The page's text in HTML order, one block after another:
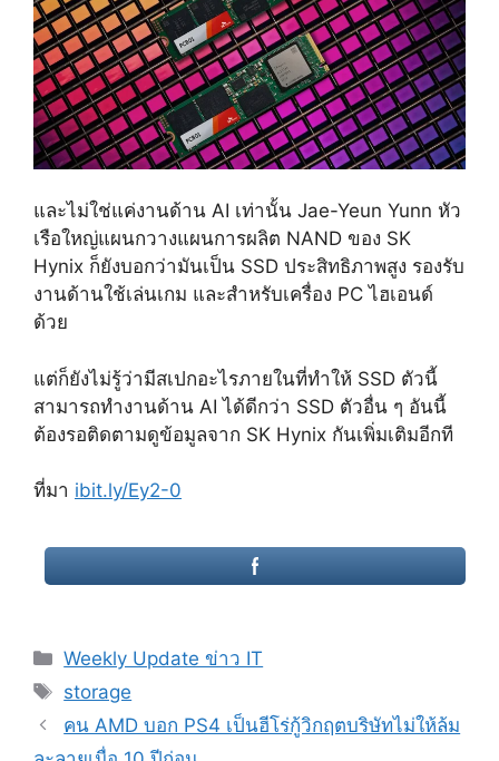
และไม่ใช่แค่งานด้าน AI เท่านั้น Jae-Yeun Yunn หัว
เรือใหญ่แผนกวางแผนการผลิต NAND ของ SK
Hynix ก็ยังบอกว่ามันเป็น SSD ประสิทธิภาพสูง รองรับ
งานด้านใช้เล่นเกม และสำหรับเครื่อง PC ไฮเอนด์
ด้วย
แต่ก็ยังไม่รู้ว่ามีสเปกอะไรภายในที่ทำให้ SSD ตัวนี้
สามารถทำงานด้าน AI ได้ดีกว่า SSD ตัวอื่น ๆ อันนี้
ต้องรอติดตามดูข้อมูลจาก SK Hynix กันเพิ่มเติมอีกที
ที่มา ibit.ly/Ey2-0
Categories
Weekly Update ข่าว IT
Tags
storage
Post
navigation
คน AMD บอก PS4 เป็นฮีโร่กู้วิกฤตบริษัทไม่ให้ล้ม